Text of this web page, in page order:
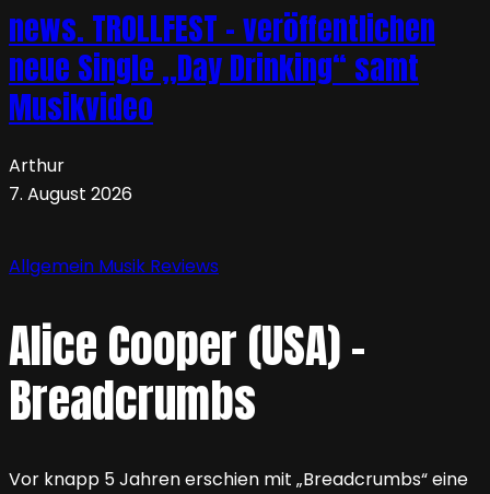
news. TROLLFEST – veröffentlichen
neue Single „Day Drinking“ samt
Musikvideo
Arthur
7. August 2026
Allgemein Musik Reviews
Alice Cooper (USA) –
Breadcrumbs
Vor knapp 5 Jahren erschien mit „Breadcrumbs“ eine